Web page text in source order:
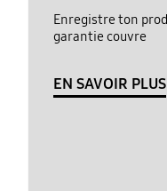
Enregistre ton
garantie couvre
EN SAVOIR PLUS